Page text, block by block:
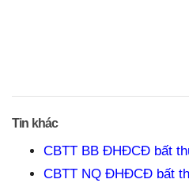
Tin khác
CBTT BB ĐHĐCĐ bất
CBTT NQ ĐHĐCĐ bất